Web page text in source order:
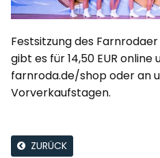
Festsitzung des
gibt es für 14,50 EUR
farnroda.de/shop oder an
Vorverkaufstagen.
ZURÜCK